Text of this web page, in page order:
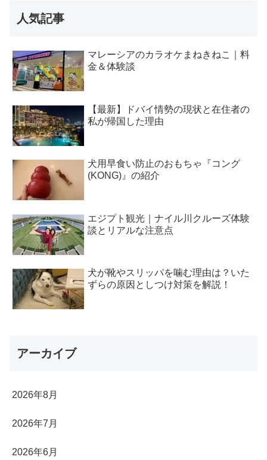
人気記事
マレーシアのカラオケまねきねこ｜料
金＆体験談
【最新】ドバイ情勢の現状と在住者の
私が帰国した理由
犬用早食い防止のおもちゃ『コング
(KONG)』の紹介
エジプト観光｜ナイル川クルーズ体験
談とリアルな注意点
犬が靴やスリッパを噛む理由は？いた
ずらの原因としつけ対策を解説！
アーカイブ
2026年8月
2026年7月
2026年6月